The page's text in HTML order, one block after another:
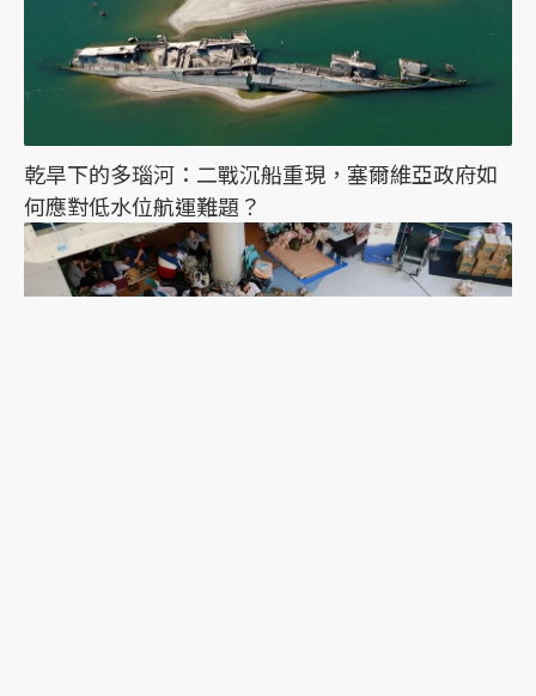
乾旱下的多瑙河：二戰沉船重現，塞爾維亞政府如
何應對低水位航運難題？